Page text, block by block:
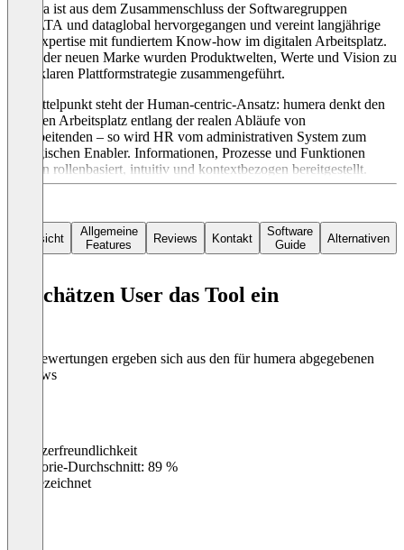
humera ist aus dem Zusammenschluss der Softwaregruppen
VIMATA und dataglobal hervorgegangen und vereint langjährige
HR-Expertise mit fundiertem Know-how im digitalen Arbeitsplatz.
Unter der neuen Marke wurden Produktwelten, Werte und Vision zu
einer klaren Plattformstrategie zusammengeführt.
Im Mittelpunkt steht der Human-centric-Ansatz: humera denkt den
digitalen Arbeitsplatz entlang der realen Abläufe von
Mitarbeitenden – so wird HR vom administrativen System zum
strategischen Enabler. Informationen, Prozesse und Funktionen
werden rollenbasiert, intuitiv und kontextbezogen bereitgestellt.
Unternehmen behalten dabei maximale Gestaltungsfreiheit, um
Übersicht
Allgemeine
Features
Reviews Kontakt
Software
Guide
Alternativen
So schätzen User das Tool ein
Die Bewertungen ergeben sich aus den für humera abgegebenen
Reviews
Benutzerfreundlichkeit
Kategorie-Durchschnitt: 89 %
Ausgezeichnet